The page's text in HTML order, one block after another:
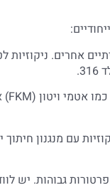
אחרים. ניקוזיות
עם מנגנון
גבוהות. יש